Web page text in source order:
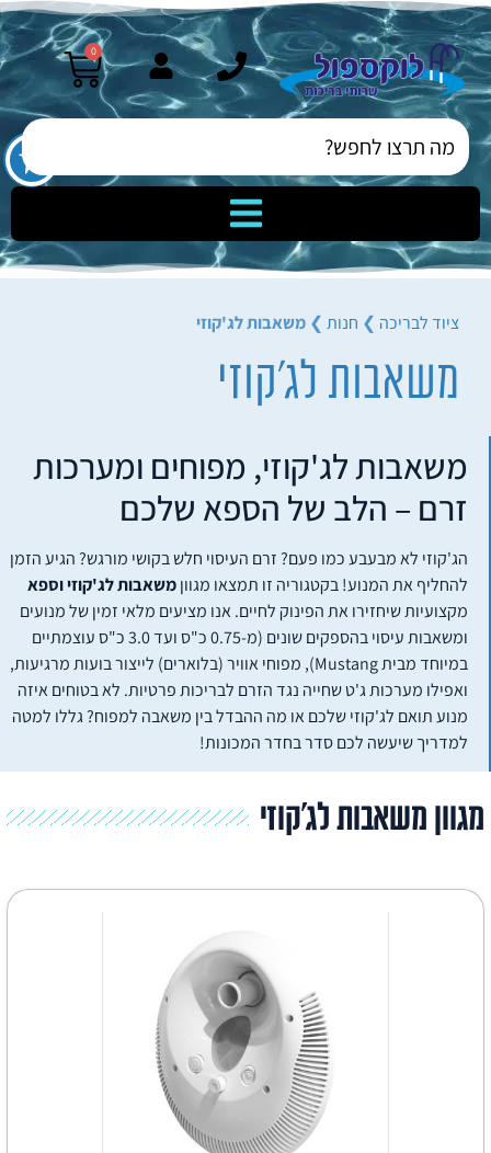
0
ציוד לבריכה❯חנות❯משאבות לג'קוזי
משאבות לג'קוזי
משאבות לג'קוזי, מפוחים ומערכות
זרם – הלב של הספא שלכם
הג'קוזי לא מבעבע כמו פעם? זרם העיסוי חלש בקושי מורגש? הגיע הזמן
להחליף את המנוע! בקטגוריה זו תמצאו מגווןמשאבות לג'קוזי וספא
מקצועיות שיחזירו את הפינוק לחיים. אנו מציעים מלאי זמין של מנועים
ומשאבות עיסוי בהספקים שונים (מ-0.75 כ"ס ועד 3.0 כ"ס עוצמתיים
במיוחד מבית Mustang), מפוחי אוויר (בלוארים) לייצור בועות מרגיעות,
ואפילו מערכות ג'ט שחייה נגד הזרם לבריכות פרטיות. לא בטוחים איזה
מנוע תואם לג'קוזי שלכם או מה ההבדל בין משאבה למפוח? גללו למטה
למדריך שיעשה לכם סדר בחדר המכונות!
משאבות לג'קוזי